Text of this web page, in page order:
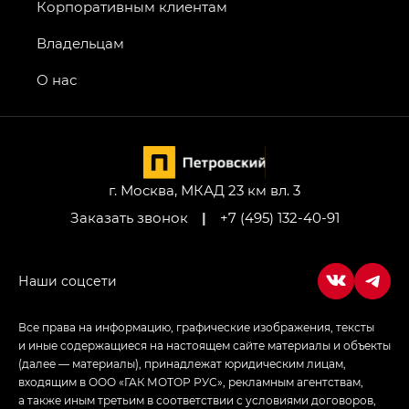
GT, Джи Эль — GL
GS4 — Джи Эс 4 (GS4) в комплектациях Джи Би
привод — GB AWD, Джи Эль Полный привод —
Джи Ти — GT, Джи Икс — GX,
Джи Икс ПРЕМИУМ — GX PREMIUM, ЛАУНЖ —
Empow — Эмпау (Empow) в комплектации
г. Москва, МКАД 23 км вл. 3
Заказать звонок
| +7 (495) 132-40-91
Корпоративным клиентам
Владельцам
О нас
Все права на информацию, графические изображения, тексты
и иные содержащиеся на настоящем сайте материалы и объекты
(далее — материалы), принадлежат юридическим лицам,
входящим в ООО «ГАК МОТОР РУС», рекламным агентствам,
а также иным третьим в соответствии с условиями договоров,